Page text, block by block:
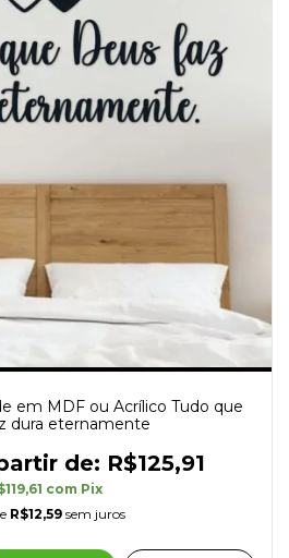
em MDF ou Acrílico Tudo que
dura eternamente
R$125,91
com Pix
R$12,59 sem juros